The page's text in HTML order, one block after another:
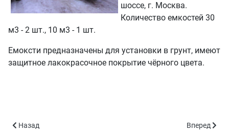
шоссе, г. Москва.
Количество емкостей 30
м3 - 2 шт., 10 м3 - 1 шт.
Емоксти предназначены для установки в грунт, имеют
защитное лакокрасочное покрытие чёрного цвета.
Предыдущий: Резервуары для нефтепродуктов объёмом 50
Назад Следующий:
Вперед